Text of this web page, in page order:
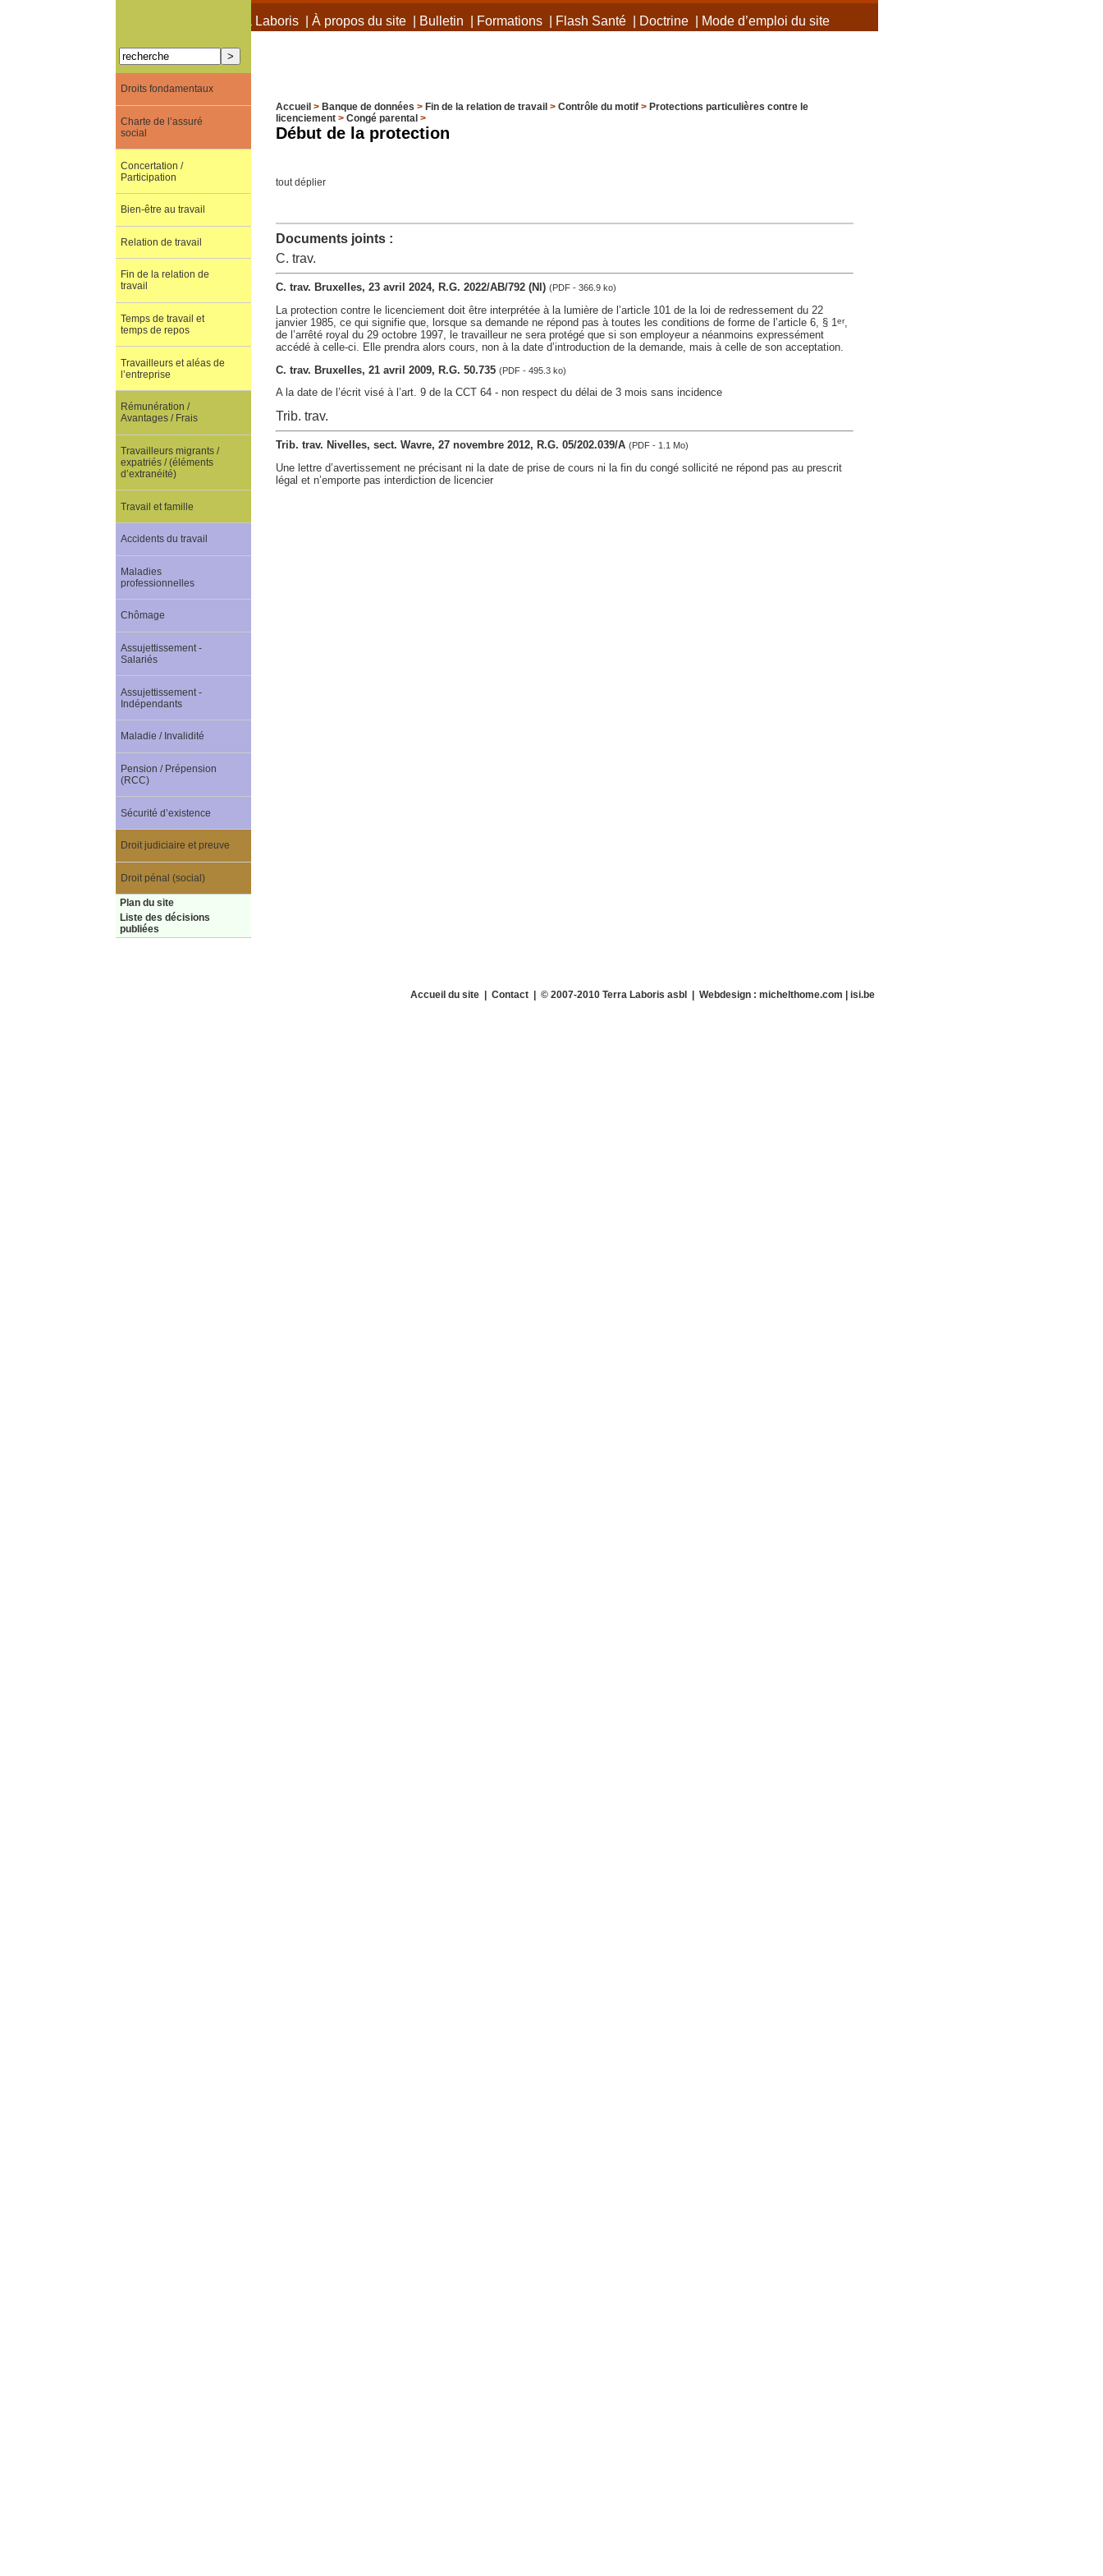
À propos de Terra Laboris| À propos du site| Bulletin Formations| Flash Santé| Doctrine| Mode d’emploi du site
Accueil > Banque de données > Fin de la relation de travail > Contrôle du motif> Protections particulières contre le
licenciement> Congé parental >
Début de la protection
tout déplier
Documents joints :
C. trav.
C. trav. Bruxelles, 23 avril 2024, R.G. 2022/AB/792 (Nl) (PDF - 366.9 ko)
La protection contre le licenciement doit être interprétée à la lumière de l’article 101 de la loi de redressement du 22
janvier 1985, ce qui signifie que, lorsque sa demande ne répond pas à toutes les conditions de forme de l’article 6, § 1 er,
de l’arrêté royal du 29 octobre 1997, le travailleur ne sera protégé que si son employeur a néanmoins expressément
accédé à celle-ci. Elle prendra alors cours, non à la date d’introduction de la demande, mais à celle de son acceptation.
C. trav. Bruxelles, 21 avril 2009, R.G. 50.735 (PDF - 495.3 ko)
A la date de l’écrit visé à l’art. 9 de la CCT 64 - non respect du délai de 3 mois sans incidence
Trib. trav.
Trib. trav. Nivelles, sect. Wavre, 27 novembre 2012, R.G. 05/202.039/A (PDF - 1.1 Mo)
Une lettre d’avertissement ne précisant ni la date de prise de cours ni la fin du congé sollicité ne répond pas au prescrit
légal et n’emporte pas interdiction de licencier
Droits fondamentaux
Charte de l’assuré
social
Concertation /
Participation
Bien-être au travail
Relation de travail
Fin de la relation de
travail
Temps de travail et
temps de repos
Travailleurs et aléas de
l’entreprise
Rémunération /
Avantages / Frais
Travailleurs migrants /
expatriés / (éléments
d’extranéité)
Travail et famille
Accidents du travail
Maladies
professionnelles
Chômage
Assujettissement -
Salariés
Assujettissement -
Indépendants
Maladie / Invalidité
Pension / Prépension
(RCC)
Sécurité d’existence
Droit judiciaire et preuve
Droit pénal (social)
Plan du site
Liste des décisions
publiées
Accueil du site| Contact| © 2007-2010 Terra Laboris asbl | Webdesign : michelthome.com | isi.be